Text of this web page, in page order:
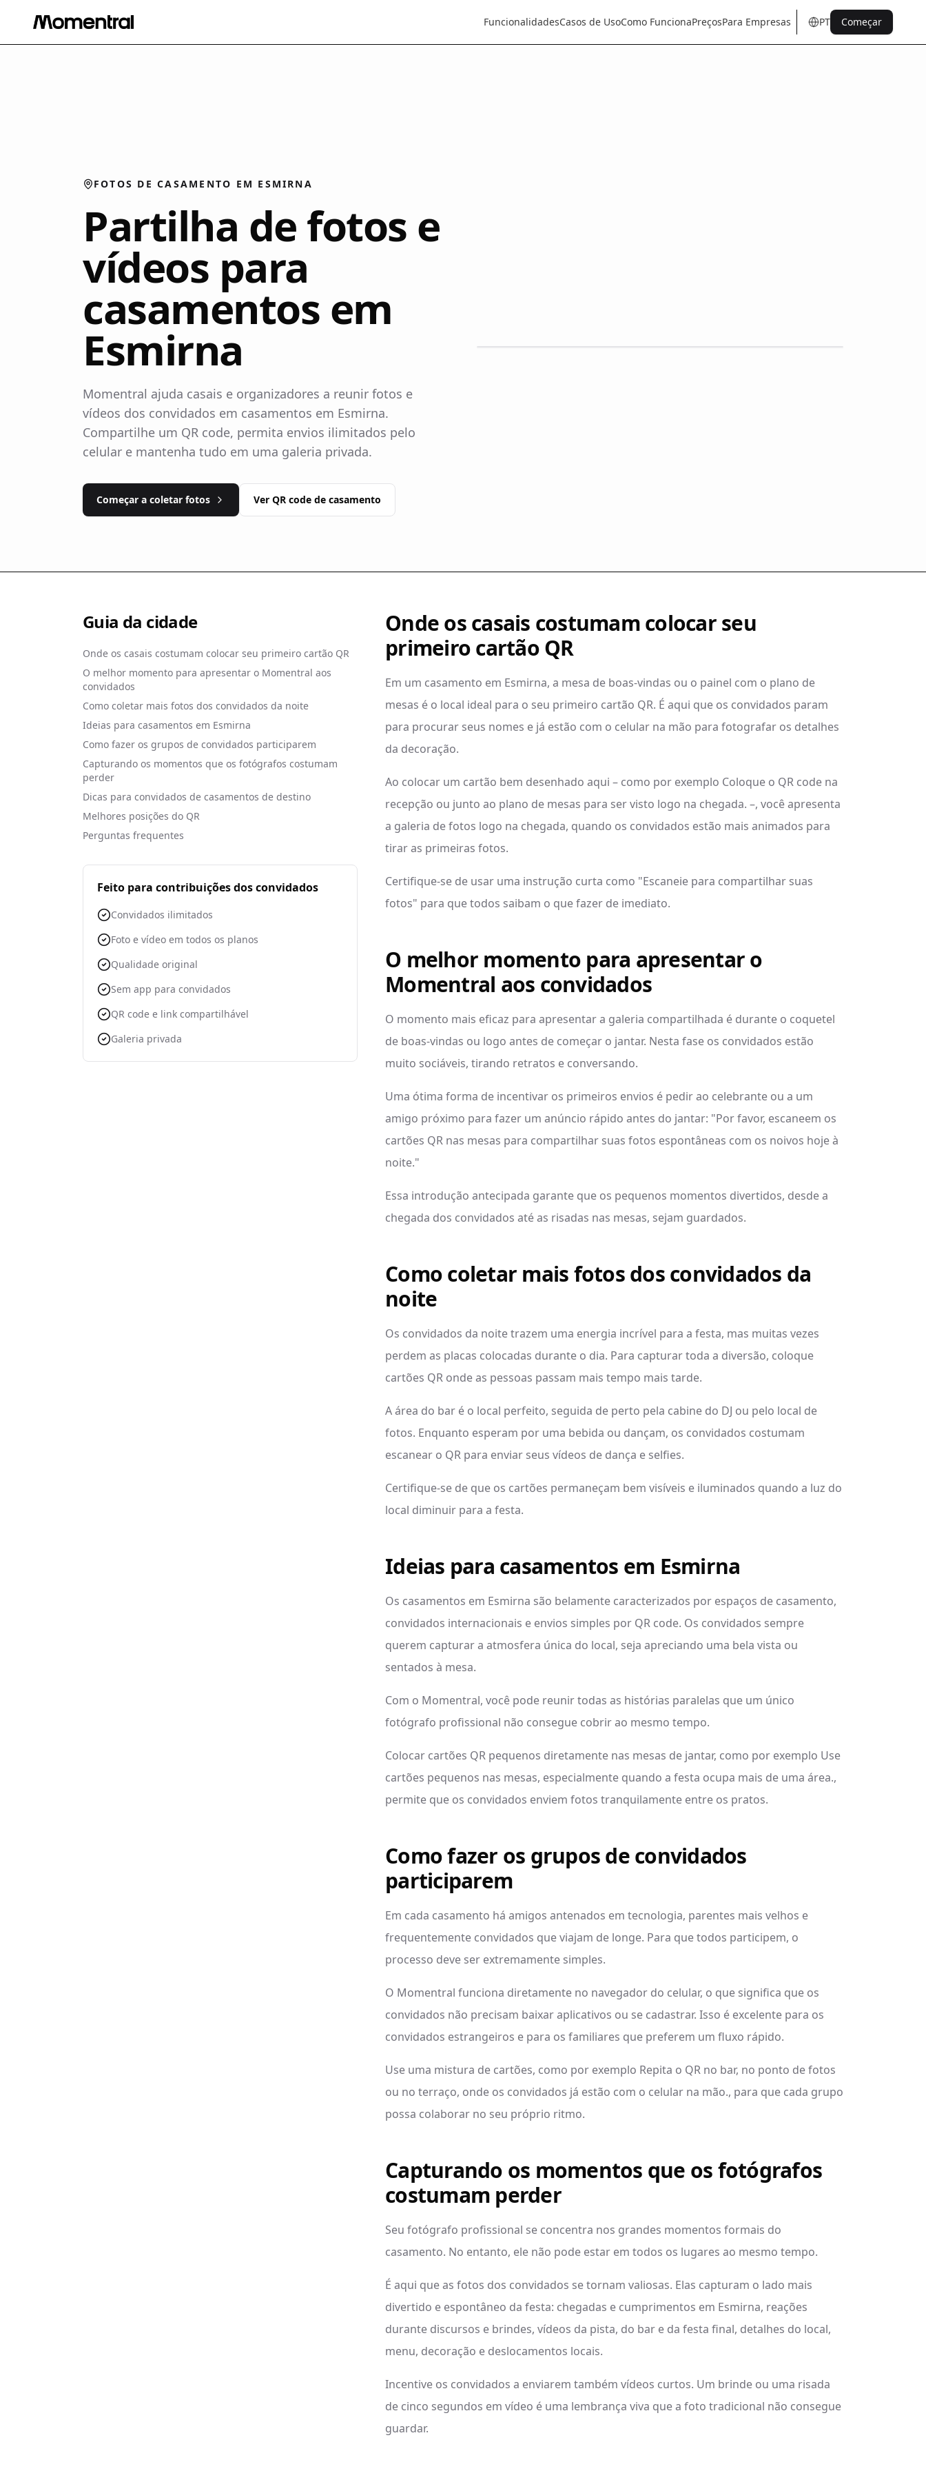
FuncionalidadesCasos de UsoComo FuncionaPreçosPara Empresas PT
entrdeesitfrpt nlsq
Começar
FOTOS DE CASAMENTO EM ESMIRNA
Partilha de fotos e
vídeos para
casamentos em
Esmirna
Momentral ajuda casais e organizadores a reunir fotos e
vídeos dos convidados em casamentos em Esmirna.
Compartilhe um QR code, permita envios ilimitados pelo
celular e mantenha tudo em uma galeria privada.
Começar a coletar fotos Ver QR code de casamento
Guia da cidade
Onde os casais costumam colocar seu primeiro cartão QR
O melhor momento para apresentar o Momentral aos
convidados
Como coletar mais fotos dos convidados da noite
Ideias para casamentos em Esmirna
Como fazer os grupos de convidados participarem
Capturando os momentos que os fotógrafos costumam
perder
Dicas para convidados de casamentos de destino
Melhores posições do QR
Perguntas frequentes
Feito para contribuições dos convidados
Convidados ilimitados
Foto e vídeo em todos os planos
Qualidade original
Sem app para convidados
QR code e link compartilhável
Galeria privada
Onde os casais costumam colocar seu
primeiro cartão QR
Em um casamento em Esmirna, a mesa de boas-vindas ou o painel com o plano de
mesas é o local ideal para o seu primeiro cartão QR. É aqui que os convidados param
para procurar seus nomes e já estão com o celular na mão para fotografar os detalhes
da decoração.
Ao colocar um cartão bem desenhado aqui – como por exemplo Coloque o QR code na
recepção ou junto ao plano de mesas para ser visto logo na chegada. –, você apresenta
a galeria de fotos logo na chegada, quando os convidados estão mais animados para
tirar as primeiras fotos.
Certifique-se de usar uma instrução curta como "Escaneie para compartilhar suas
fotos" para que todos saibam o que fazer de imediato.
O melhor momento para apresentar o
Momentral aos convidados
O momento mais eficaz para apresentar a galeria compartilhada é durante o coquetel
de boas-vindas ou logo antes de começar o jantar. Nesta fase os convidados estão
muito sociáveis, tirando retratos e conversando.
Uma ótima forma de incentivar os primeiros envios é pedir ao celebrante ou a um
amigo próximo para fazer um anúncio rápido antes do jantar: "Por favor, escaneem os
cartões QR nas mesas para compartilhar suas fotos espontâneas com os noivos hoje à
noite."
Essa introdução antecipada garante que os pequenos momentos divertidos, desde a
chegada dos convidados até as risadas nas mesas, sejam guardados.
Como coletar mais fotos dos convidados da
noite
Os convidados da noite trazem uma energia incrível para a festa, mas muitas vezes
perdem as placas colocadas durante o dia. Para capturar toda a diversão, coloque
cartões QR onde as pessoas passam mais tempo mais tarde.
A área do bar é o local perfeito, seguida de perto pela cabine do DJ ou pelo local de
fotos. Enquanto esperam por uma bebida ou dançam, os convidados costumam
escanear o QR para enviar seus vídeos de dança e selfies.
Certifique-se de que os cartões permaneçam bem visíveis e iluminados quando a luz do
local diminuir para a festa.
Ideias para casamentos em Esmirna
Os casamentos em Esmirna são belamente caracterizados por espaços de casamento,
convidados internacionais e envios simples por QR code. Os convidados sempre
querem capturar a atmosfera única do local, seja apreciando uma bela vista ou
sentados à mesa.
Com o Momentral, você pode reunir todas as histórias paralelas que um único
fotógrafo profissional não consegue cobrir ao mesmo tempo.
Colocar cartões QR pequenos diretamente nas mesas de jantar, como por exemplo Use
cartões pequenos nas mesas, especialmente quando a festa ocupa mais de uma área.,
permite que os convidados enviem fotos tranquilamente entre os pratos.
Como fazer os grupos de convidados
participarem
Em cada casamento há amigos antenados em tecnologia, parentes mais velhos e
frequentemente convidados que viajam de longe. Para que todos participem, o
processo deve ser extremamente simples.
O Momentral funciona diretamente no navegador do celular, o que significa que os
convidados não precisam baixar aplicativos ou se cadastrar. Isso é excelente para os
convidados estrangeiros e para os familiares que preferem um fluxo rápido.
Use uma mistura de cartões, como por exemplo Repita o QR no bar, no ponto de fotos
ou no terraço, onde os convidados já estão com o celular na mão., para que cada grupo
possa colaborar no seu próprio ritmo.
Capturando os momentos que os fotógrafos
costumam perder
Seu fotógrafo profissional se concentra nos grandes momentos formais do
casamento. No entanto, ele não pode estar em todos os lugares ao mesmo tempo.
É aqui que as fotos dos convidados se tornam valiosas. Elas capturam o lado mais
divertido e espontâneo da festa: chegadas e cumprimentos em Esmirna, reações
durante discursos e brindes, vídeos da pista, do bar e da festa final, detalhes do local,
menu, decoração e deslocamentos locais.
Incentive os convidados a enviarem também vídeos curtos. Um brinde ou uma risada
de cinco segundos em vídeo é uma lembrança viva que a foto tradicional não consegue
guardar.